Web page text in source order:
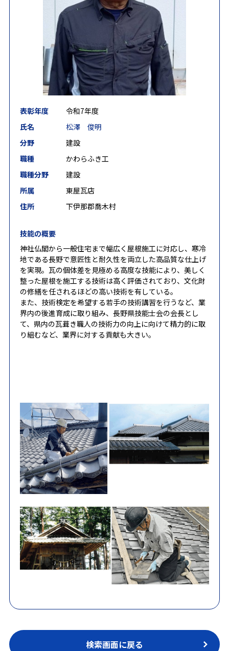
表彰年度
令和7年度
氏名
松澤 俊明
分野
建設
職種
かわらふき工
職種分野
建設
所属
東屋瓦店
住所
下伊那郡喬木村
技能の概要
神社仏閣から一般住宅まで幅広く屋根施工に対応し、寒冷
地である長野で意匠性と耐久性を両立した高品質な仕上げ
を実現。瓦の個体差を見極める高度な技能により、美しく
整った屋根を施工する技術は高く評価されており、文化財
の修繕を任されるほどの高い技術を有している。
また、技術検定を希望する若手の技術講習を行うなど、業
界内の後進育成に取り組み、長野県技能士会の会長とし
て、県内の瓦葺き職人の技術力の向上に向けて精力的に取
り組むなど、業界に対する貢献も大きい。
検索画面に戻る